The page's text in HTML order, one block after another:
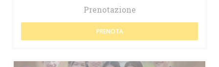
Prenotazione
PRENOTA